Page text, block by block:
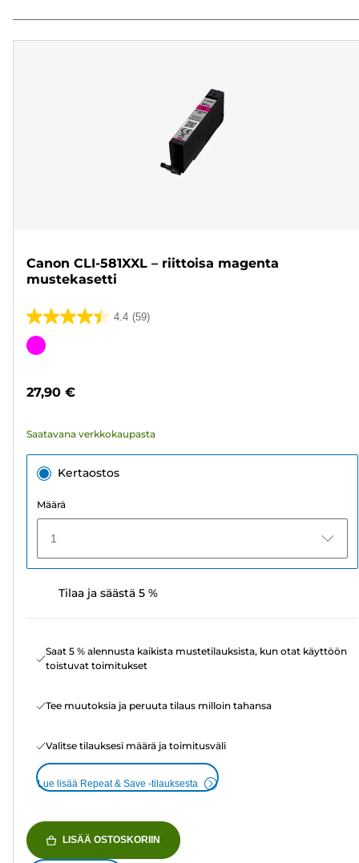
Canon CLI-581XXL – riittoisa magenta
mustekasetti
4.4 (59)
4.4/5
tähteä.
Värikasetti
27,90 €
Saatavana verkkokaupasta
Kertaostos
Määrä
1
Tilaa ja säästä 5 %
Saat 5 % alennusta kaikista mustetilauksista, kun otat käyttöön
toistuvat toimitukset
Tee muutoksia ja peruuta tilaus milloin tahansa
Valitse tilauksesi määrä ja toimitusväli
Lue lisää Repeat & Save -tilauksesta
LISÄÄ OSTOSKORIIN